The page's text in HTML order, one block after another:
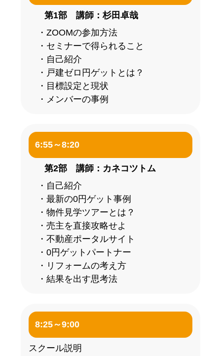
第1部 講師：杉田卓哉
・ZOOMの参加方法
・セミナーで得られること
・自己紹介
・戸建ゼロ円ゲットとは？
・目標設定と現状
・メンバーの事例
6:55～8:20
第2部 講師：カネコツトム
・自己紹介
・最新の0円ゲット事例
・物件見学ツアーとは？
・売主を直接攻略せよ
・不動産ポータルサイト
・0円ゲットパートナー
・リフォームの考え方
・結果を出す思考法
8:25～9:00
スクール説明